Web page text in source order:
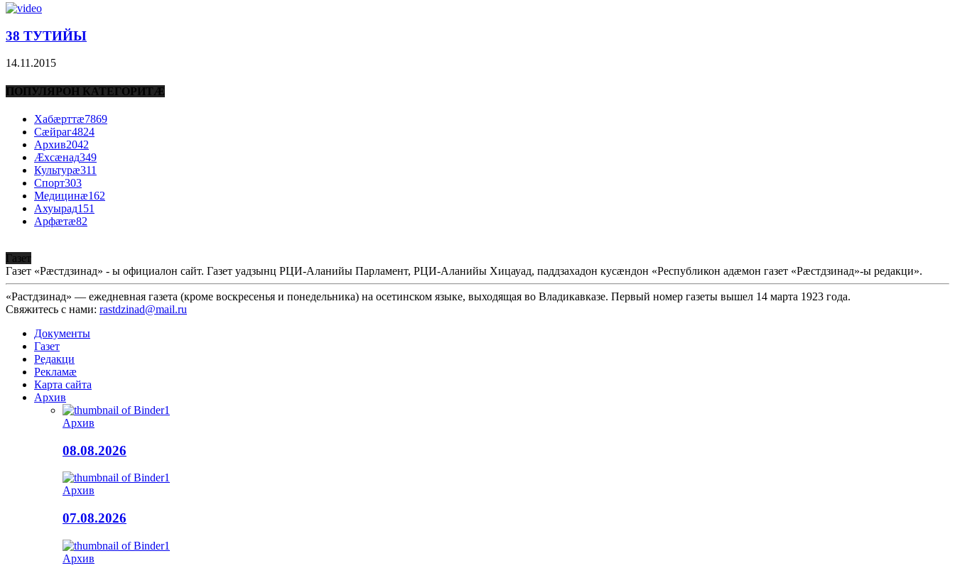
38 ТУТИЙЫ
14.11.2015
ПОПУЛЯРОН КАТЕГОРИТÆ
Хабæрттæ7869
Сæйраг4824
Архив2042
Æхсæнад349
Культурæ311
Спорт303
Медицинæ162
Ахуырад151
Арфæтæ82
Газет
Газет «Рæстдзинад» - ы официалон сайт. Газет уадзынц РЦИ-Аланийы Парламент, РЦИ-Аланийы Хицауад, паддзахадон кусæндон «Республикон адæмон газет «Рæстдзинад»-ы редакци».
«Растдзинад» — ежедневная газета (кроме воскресенья и понедельника) на осетинском языке, выходящая во Владикавказе. Первый номер газеты вышел 14 марта 1923 года.
Свяжитесь с нами: rastdzinad@mail.ru
Документы
Газет
Редакци
Рекламæ
Карта сайта
Архив
Архив
08.08.2026
Архив
07.08.2026
Архив